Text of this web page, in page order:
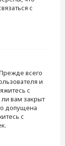
с
всего
и
с
вам закрыт
допущена
с